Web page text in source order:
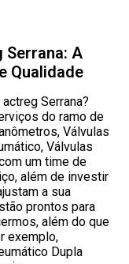
Serrana: A
Qualidade
Serrana?
do ramo de
Válvulas
Válvulas
um time de
além de investir
a sua
prontos para
além do que
exemplo,
Dupla